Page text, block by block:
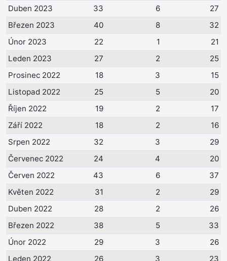
Duben 2023 33 6
27
Březen 2023
40 8
32
Únor 2023
22 1
21
Leden 2023
27 2
25
Prosinec 2022
18 3
15
Listopad 2022
25 5
20
Říjen 2022
19 2
17
Září 2022
18 2
16
Srpen 2022
32 3
29
Červenec 2022
24 4
20
Červen 2022
43 6
37
Květen 2022
31 2
29
Duben 2022
28 2
26
Březen 2022
38 5
33
Únor 2022
29 3
26
Leden 2022
26 3
23